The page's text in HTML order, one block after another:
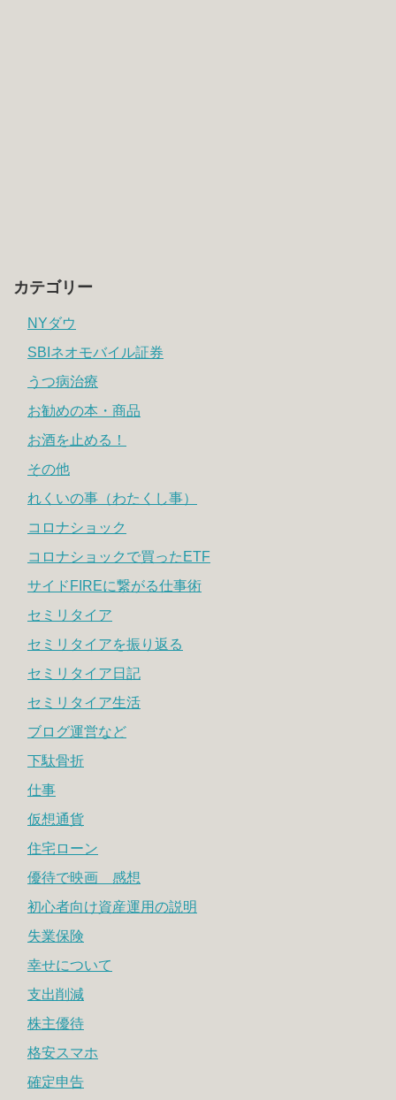
カテゴリー
NYダウ
SBIネオモバイル証券
うつ病治療
お勧めの本・商品
お酒を止める！
その他
れくいの事（わたくし事）
コロナショック
コロナショックで買ったETF
サイドFIREに繋がる仕事術
セミリタイア
セミリタイアを振り返る
セミリタイア日記
セミリタイア生活
ブログ運営など
下駄骨折
仕事
仮想通貨
住宅ローン
優待で映画 感想
初心者向け資産運用の説明
失業保険
幸せについて
支出削減
株主優待
格安スマホ
確定申告